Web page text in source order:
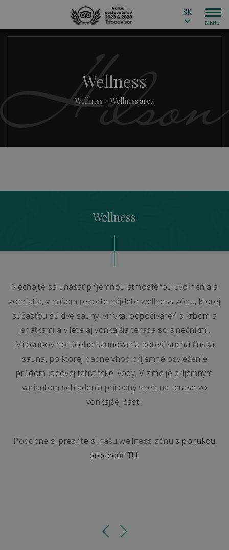
SK
Wellness
Wellness > Wellness area
Wellness
Nechajte sa unášať príjemnou atmosférou uvoľnenia a
zohriatia, v našom rezorte nájdete wellness zónu, ktorej
súčasťou sú dve sauny, vírivka, odpočiváreň s krbom a
lehátkami a v lete aj vonkajšia terasa so slnečníkmi.
Milovníkov horúceho saunovania poteší suchá fínska
sauna, po ktorej padne vhod príjemné osvieženie
prúdom ľadovej tatranskej vody. V zime je príjemným
variantom schladenia prírodný sneh na terase vo
vonkajšej časti.
Podobne si prezrite si našu wellness zónu s ponukou
procedúr TU.